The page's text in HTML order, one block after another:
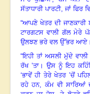
ਸੱਤਾਧਾਰੀ ਪਾਰਟੀ, ਜਾਂ ਫਿਰ
“ਆਪਣੇ ਖੇਤਰ ਦੀ ਜਾਣਕਾਰੀ
ਟਾਰਗਟਸ ਵਾਲੀ ਗੱਲ ਮੇਰੇ
ਉਲਝਣ ਭਰੇ ਵਲ ਉੱਭਰ ਆਏ ।
“ਇਹੀ ਤਾਂ ਅਸਲੀ ਮੁੱਦੇ
ਰੱਖ ’ਤਾ। ਉਸ ਨੂੰ ਇਹ
‘ਭਾਵੇਂ ਹੀ ਤੇਰੇ ਖੇਤਰ ’ਚੋਂ
ਰਹੇ ਹਨ, ਕੰਮ ਵੀ ਸਾਰਿਆਂ